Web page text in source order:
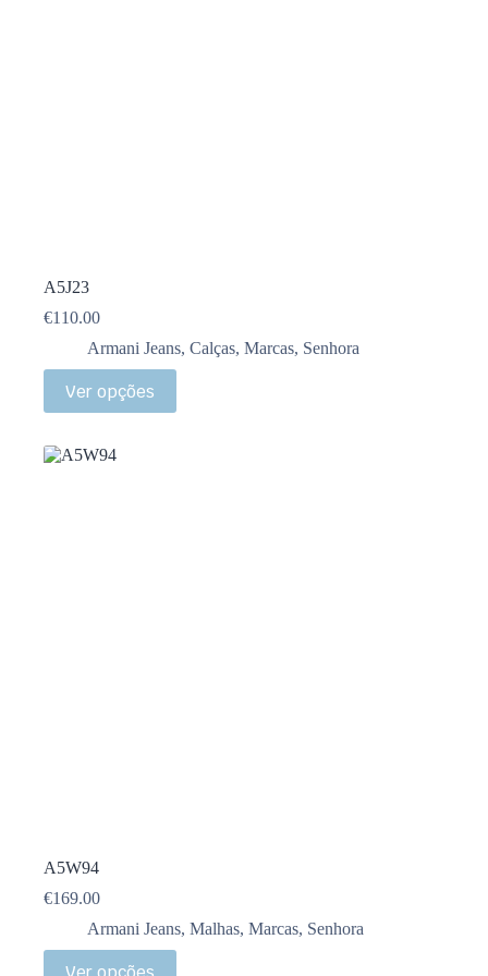
A5J23
€110.00
Armani Jeans, Calças, Marcas, Senhora
Ver opções
A5W94
€169.00
Armani Jeans, Malhas, Marcas, Senhora